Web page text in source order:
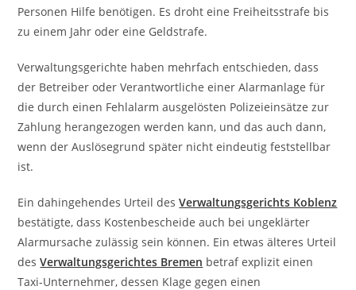
Personen Hilfe benötigen. Es droht eine Freiheitsstrafe bis
zu einem Jahr oder eine Geldstrafe.
Verwaltungsgerichte haben mehrfach entschieden, dass
der Betreiber oder Verantwortliche einer Alarmanlage für
die durch einen Fehlalarm ausgelösten Polizeieinsätze zur
Zahlung herangezogen werden kann, und das auch dann,
wenn der Auslösegrund später nicht eindeutig feststellbar
ist.
Ein dahingehendes Urteil desVerwaltungsgerichts Koblenz
bestätigte, dass Kostenbescheide auch bei ungeklärter
Alarmursache zulässig sein können. Ein etwas älteres Urteil
desVerwaltungsgerichtes Bremen betraf explizit einen
Taxi-Unternehmer, dessen Klage gegen einen